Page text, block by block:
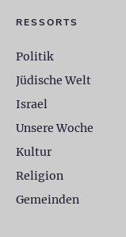
RESSORTS
Politik
Jüdische Welt
Israel
Unsere Woche
Kultur
Religion
Gemeinden